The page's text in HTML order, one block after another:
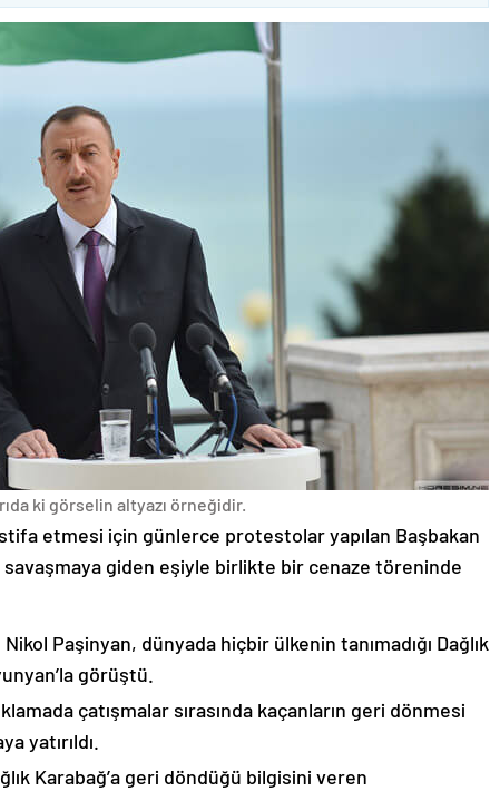
ki görselin altyazı örneğidir.
etmesi için günlerce protestolar yapılan Başbakan
giden eşiyle birlikte bir cenaze töreninde
Paşinyan, dünyada hiçbir ülkenin tanımadığı Dağlık
görüştü.
çatışmalar sırasında kaçanların geri dönmesi
yatırıldı.
Karabağ’a geri döndüğü bilgisini veren